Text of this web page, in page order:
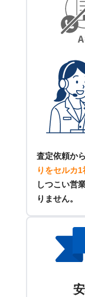
査定依頼か
りをセルカ
しつこい営
りません。